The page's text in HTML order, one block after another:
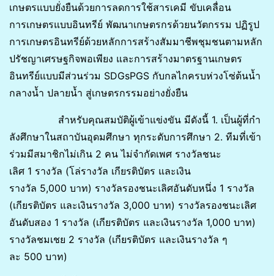
เกษตรแบบยั่งยืนด้วยการลดการใช้สารเคมี ขับเคลื่อน
การเกษตรแบบอินทรีย์ พัฒนาเกษตรกรด้วยนวัตกรรม ปฏิรูป
การเกษตรอินทรีย์ด้วยหลักการสร้างสัมมาชีพชุมชนตามหลัก
ปรัชญาเศรษฐกิจพอเพียง และการสร้างมาตรฐานเกษตร
อินทรีย์แบบมีส่วนร่วม SDGsPGS กับกลไกครบห่วงโซ่ต้นน้ำ
กลางน้ำ ปลายน้ำ สู่เกษตรกรรมอย่างยั่งยืน
สำหรับคุณสมบัติผู้เข้าแข่งขัน มีดังนี้ 1. เป็นผู้ที่กํา
ลังศึกษาในสถาบันอุดมศึกษา ทุกระดับการศึกษา 2. ทีมที่เข้า
ร่วมมีสมาชิกไม่เกิน 2 คน ไม่จํากัดเพศ รางวัลชนะ
เลิศ 1 รางวัล (โล่รางวัล เกียรติบัตร และเงิน
รางวัล 5,000 บาท) รางวัลรองชนะเลิศอันดับหนึ่ง 1 รางวัล
(เกียรติบัตร และเงินรางวัล 3,000 บาท) รางวัลรองชนะเลิศ
อันดับสอง 1 รางวัล (เกียรติบัตร และเงินรางวัล 1,000 บาท)
รางวัลชมเชย 2 รางวัล (เกียรติบัตร และเงินรางวัล ๆ
ละ 500 บาท)